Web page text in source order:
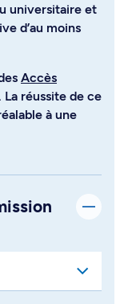
universitaire et
d’au moins
Accès
réussite de ce
à une